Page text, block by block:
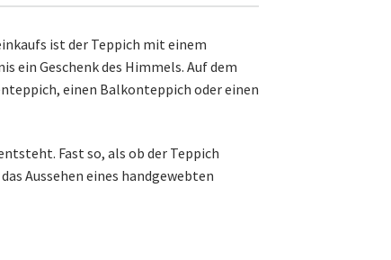
ist der Teppich mit einem
ein Geschenk des Himmels. Auf dem
einen Balkonteppich oder einen
Fast so, als ob der Teppich
Aussehen eines handgewebten